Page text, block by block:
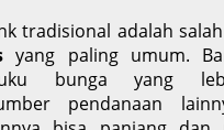
tradisional adalah
yang paling umum.
bunga yang
pendanaan